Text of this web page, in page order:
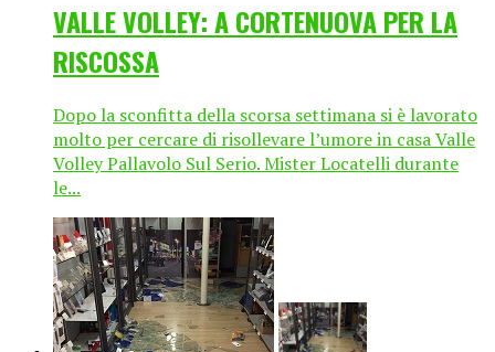
VALLE VOLLEY: A CORTENUOVA PER LA
RISCOSSA
Dopo la sconfitta della scorsa settimana si è lavorato
molto per cercare di risollevare l’umore in casa Valle
Volley Pallavolo Sul Serio. Mister Locatelli durante
le...